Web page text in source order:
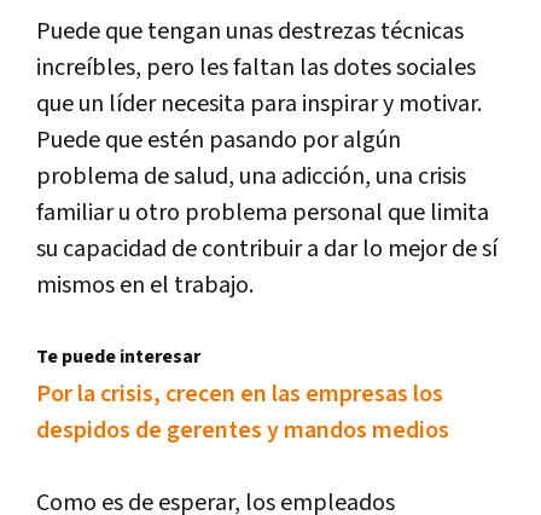
Puede que tengan unas destrezas técnicas
increíbles, pero les faltan las dotes sociales
que un líder necesita para inspirar y motivar.
Puede que estén pasando por algún
problema de salud, una adicción, una crisis
familiar u otro problema personal que limita
su capacidad de contribuir a dar lo mejor de sí
mismos en el trabajo.
Te puede interesar
Por la crisis, crecen en las empresas los
despidos de gerentes y mandos medios
Como es de esperar, los empleados